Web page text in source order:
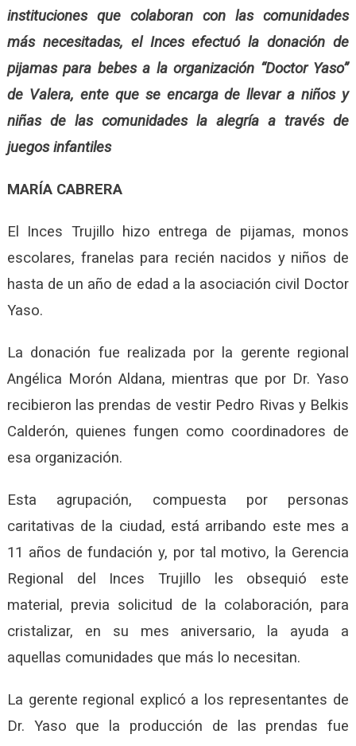
instituciones que colaboran con las comunidades
más necesitadas, el Inces efectuó la donación de
pijamas para bebes a la organización “Doctor Yaso”
de Valera, ente que se encarga de llevar a niños y
niñas de las comunidades la alegría a través de
juegos infantiles
MARÍA CABRERA
El Inces Trujillo hizo entrega de pijamas, monos
escolares, franelas para recién nacidos y niños de
hasta de un año de edad a la asociación civil Doctor
Yaso.
La donación fue realizada por la gerente regional
Angélica Morón Aldana, mientras que por Dr. Yaso
recibieron las prendas de vestir Pedro Rivas y Belkis
Calderón, quienes fungen como coordinadores de
esa organización.
Esta agrupación, compuesta por personas
caritativas de la ciudad, está arribando este mes a
11 años de fundación y, por tal motivo, la Gerencia
Regional del Inces Trujillo les obsequió este
material, previa solicitud de la colaboración, para
cristalizar, en su mes aniversario, la ayuda a
aquellas comunidades que más lo necesitan.
La gerente regional explicó a los representantes de
Dr. Yaso que la producción de las prendas fue